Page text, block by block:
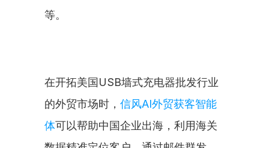
等。
在开拓美国USB墙式充电器批发行业
的外贸市场时， 信风AI外贸获客智能
体可以帮助中国企业出海，利用海关